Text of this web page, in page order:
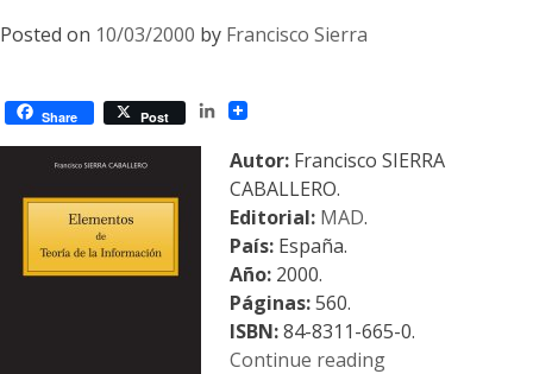
la
la
Comunicación
Educativa
Posted on 10/03/2000 by Francisco Sierra
Share Post
LinkedIn
Autor: Francisco SIERRA
CABALLERO.
Editorial: MAD.
País: España.
Año: 2000.
Páginas:560.
ISBN:84-8311-665-0.
Continue reading«Elementos